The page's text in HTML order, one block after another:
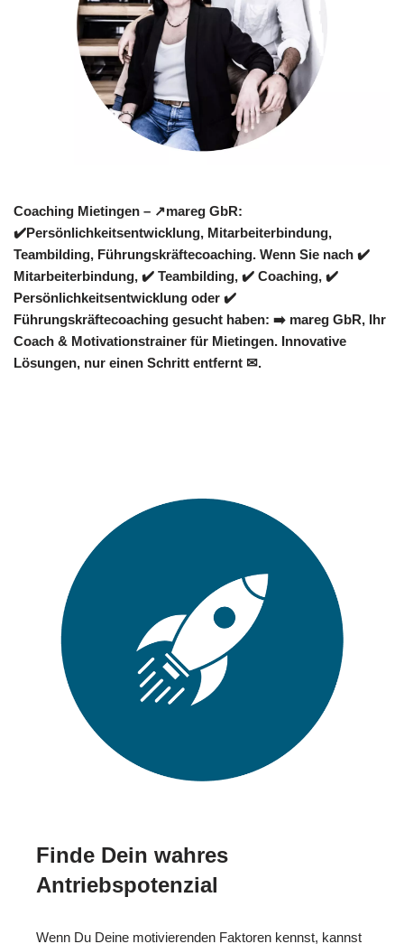
Coaching Mietingen – ↗️mareg GbR:
✔️Persönlichkeitsentwicklung, Mitarbeiterbindung,
Teambilding, Führungskräftecoaching. Wenn Sie nach ✔️
Mitarbeiterbindung, ✔️ Teambilding, ✔️ Coaching, ✔️
Persönlichkeitsentwicklung oder ✔️
Führungskräftecoaching gesucht haben: ➡️ mareg GbR, Ihr
Coach & Motivationstrainer für Mietingen. Innovative
Lösungen, nur einen Schritt entfernt ✉.
Finde Dein wahres
Antriebspotenzial
Wenn Du Deine motivierenden Faktoren kennst, kannst